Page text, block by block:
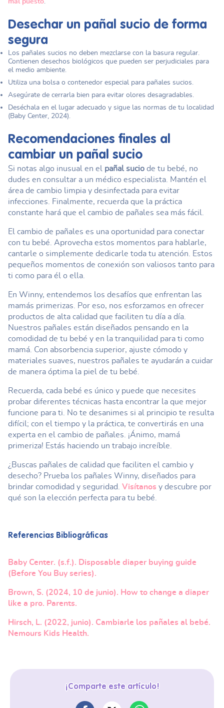
Desechar un pañal sucio de forma
segura
Los pañales sucios no deben mezclarse con la basura regular.
Contienen desechos biológicos que pueden ser perjudiciales para
el medio ambiente.
Utiliza una bolsa o contenedor especial para pañales sucios.
Asegúrate de cerrarla bien para evitar olores desagradables.
Deséchala en el lugar adecuado y sigue las normas de tu localidad
(Baby Center, 2024).
Recomendaciones finales al
cambiar un pañal sucio
Si notas algo inusual en el pañal sucio de tu bebé, no
dudes en consultar a un médico especialista. Mantén el
área de cambio limpia y desinfectada para evitar
infecciones. Finalmente, recuerda que la práctica
constante hará que el cambio de pañales sea más fácil.
El cambio de pañales es una oportunidad para conectar
con tu bebé. Aprovecha estos momentos para hablarle,
cantarle o simplemente dedicarle toda tu atención. Estos
pequeños momentos de conexión son valiosos tanto para
ti como para él o ella.
En Winny, entendemos los desafíos que enfrentan las
mamás primerizas. Por eso, nos esforzamos en ofrecer
productos de alta calidad que faciliten tu día a día.
Nuestros pañales están diseñados pensando en la
comodidad de tu bebé y en la tranquilidad para ti como
mamá. Con absorbencia superior, ajuste cómodo y
materiales suaves, nuestros pañales te ayudarán a cuidar
de manera óptima la piel de tu bebé.
Recuerda, cada bebé es único y puede que necesites
probar diferentes técnicas hasta encontrar la que mejor
funcione para ti. No te desanimes si al principio te resulta
difícil; con el tiempo y la práctica, te convertirás en una
experta en el cambio de pañales. ¡Ánimo, mamá
primeriza! Estás haciendo un trabajo increíble.
¿Buscas pañales de calidad que faciliten el cambio y
desecho? Prueba los pañales Winny, diseñados para
brindar comodidad y seguridad. Visítanos y descubre por
qué son la elección perfecta para tu bebé.
Referencias Bibliográficas
Baby Center. (s.f.). Disposable diaper buying guide
(Before You Buy series).
Brown, S. (2024, 10 de junio). How to change a diaper
like a pro. Parents.
Hirsch, L. (2022, junio). Cambiarle los pañales al bebé.
Nemours Kids Health.
¡Comparte este artículo!